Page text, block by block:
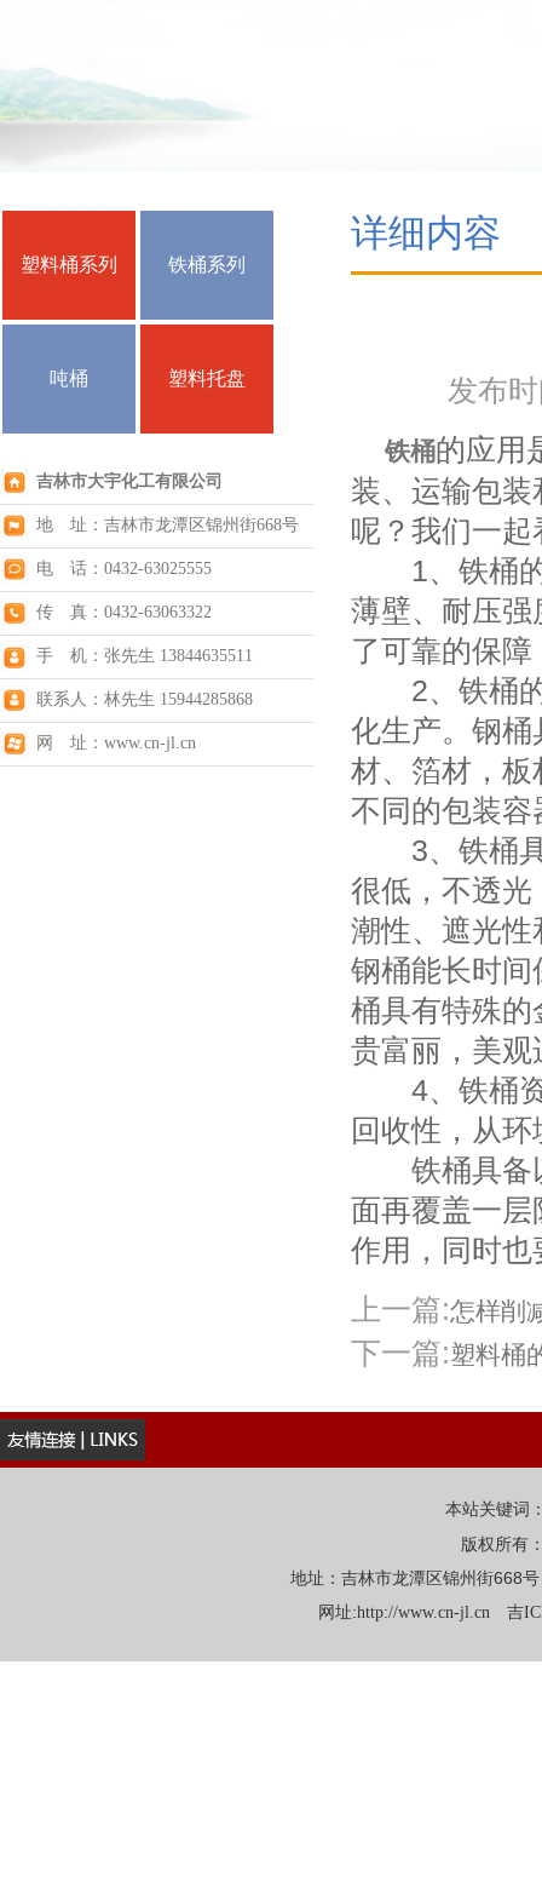
塑料桶系列 铁桶系列
吨桶 塑料托盘
吉林市大宇化工有限公司
地 址：吉林市龙潭区锦州街668号
电 话：0432-63025555
传 真：0432-63063322
手 机：张先生 13844635511
联系人：林先生 15944285868
网 址：www.cn-jl.cn
详细内容
发布
铁桶的应用
装、运输包
呢？我们一
1、铁桶的
薄壁、耐压
了可靠的保
2、铁桶的
化生产。钢
材、箔材，
不同的包装容
3、铁桶具
很低，不透
潮性、遮光
钢桶能长时
桶具有特殊
贵富丽，美观
4、铁桶资
回收性，从
铁桶具备以
面再覆盖一
作用，同时
上一篇:怎样削
下一篇:塑料桶
本站关键词
版权所有
地址：吉林市龙潭区锦州街
网址:http://www.cn-jl.cn 吉